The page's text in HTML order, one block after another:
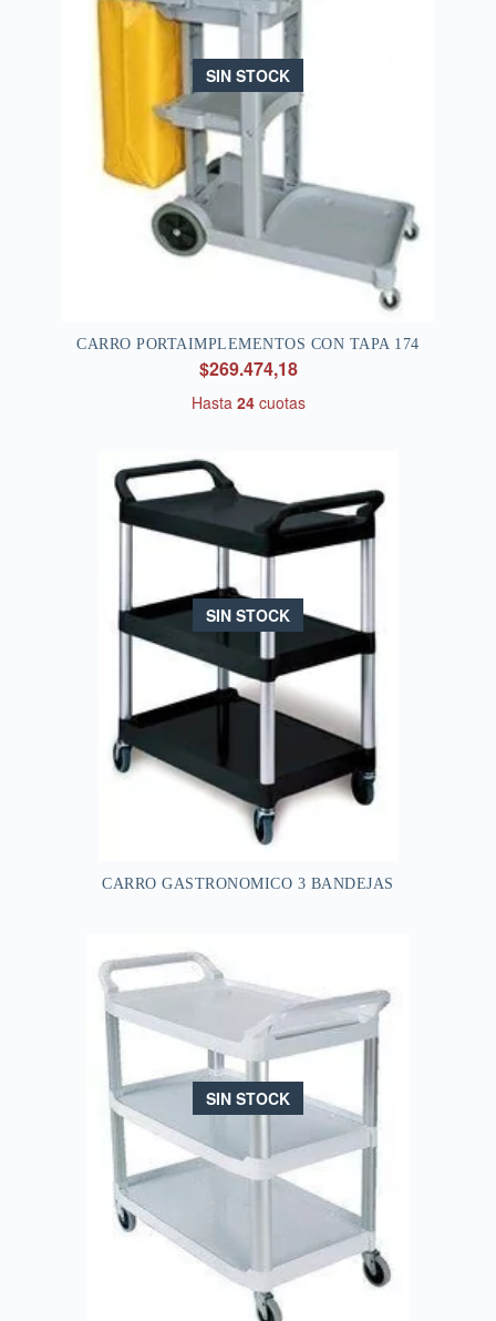
SIN STOCK
CARRO PORTAIMPLEMENTOS CON TAPA 174
$269.474,18
Hasta 24cuotas
SIN STOCK
CARRO GASTRONOMICO 3 BANDEJAS
SIN STOCK